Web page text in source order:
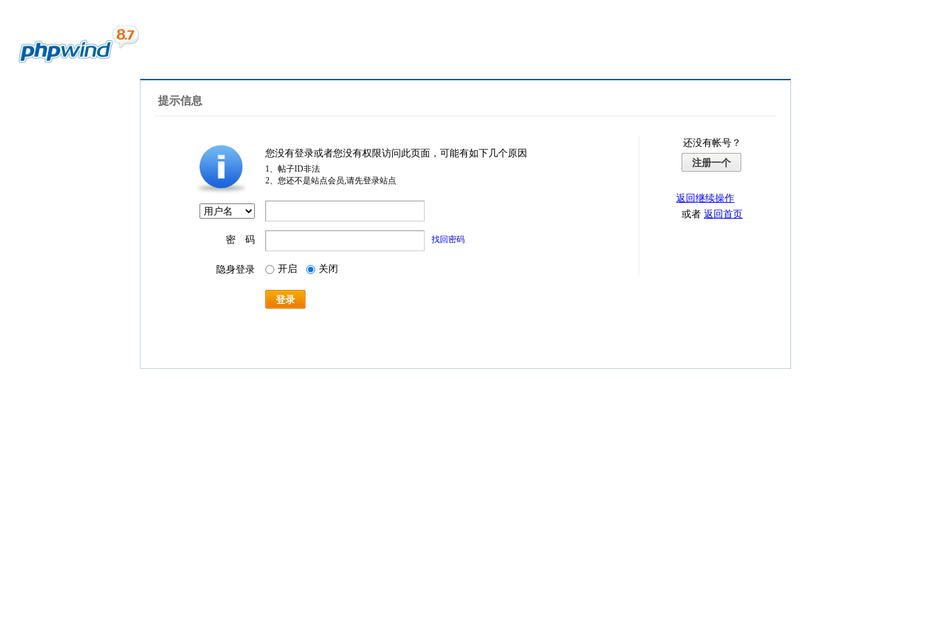
提示信息
您没有登录或者您没有权限访问此页面，可能有如下几个原因
1、帖子ID非法
2、您还不是站点会员,请先登录站点
密 码 找回密码
隐身登录 开启 关闭
登录
还没有帐号？
注册一个
返回继续操作
或者返回首页